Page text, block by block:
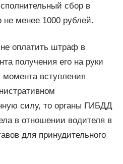
сбор в
не менее 1000 рублей.
оплатить штраф в
получения его на руки
вступления
силу, то органы ГИБДД
в отношении водителя в
для принудительного